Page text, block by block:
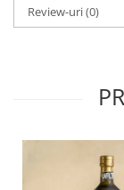
Review-uri(0)